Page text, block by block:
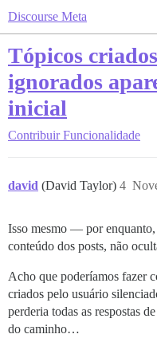
Discourse Meta
Tópicos
ignorados
inicial
Contribuir Funcionalidade
david (David Taylor) 4
Isso mesmo — por enquanto,
conteúdo dos posts, não
Acho que poderíamos fazer
criados pelo usuário
perderia todas as respostas
do caminho…